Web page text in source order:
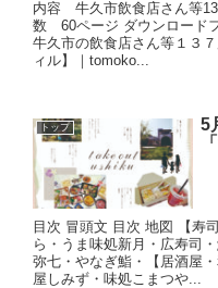
内容 牛久市飲食店さん等
数 60ページ ダウンロード
牛久市の飲食店さん等１３
ィル】｜tomoko...
トップ
5
目次 冒頭文 目次 地図 【寿
ら・うま味処新月・広寿司
弥七・やなぎ鮨・【居酒屋
屋しみず・味処こまつや...